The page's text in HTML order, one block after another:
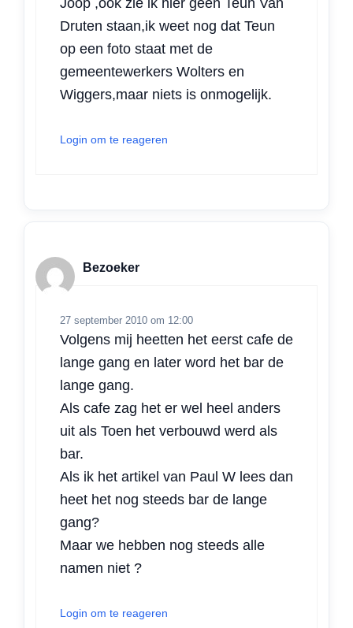
Druten staan,ik weet nog dat Teun
op een foto staat met de
gemeentewerkers Wolters en
Wiggers,maar niets is onmogelijk.
Login om te reageren
Bezoeker
27 september 2010 om 12:00
Volgens mij heetten het eerst cafe de
lange gang en later word het bar de
lange gang.
Als cafe zag het er wel heel anders
uit als Toen het verbouwd werd als
bar.
Als ik het artikel van Paul W lees dan
heet het nog steeds bar de lange
gang?
Maar we hebben nog steeds alle
namen niet ?
Login om te reageren